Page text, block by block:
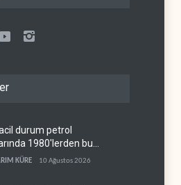
durum petrol
1980'lerden bu
düşük seviye
KÜRE 10 Ağustos 2026